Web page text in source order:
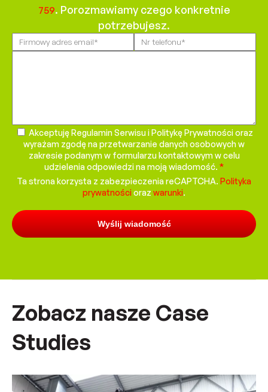
759. Porozmawiamy czego konkretnie
potrzebujesz.
Please
leave
Akceptuję Regulamin Serwisu i Politykę Prywatności oraz
wyrażam zgodę na przetwarzanie danych osobowych w
zakresie podanym w formularzu kontaktowym w celu
udzielenia odpowiedzi na moją wiadomość. *
Ta strona korzysta z zabezpieczenia reCAPTCHA. Polityka
prywatnościoraz warunki.
Zobacz nasze Case
Studies